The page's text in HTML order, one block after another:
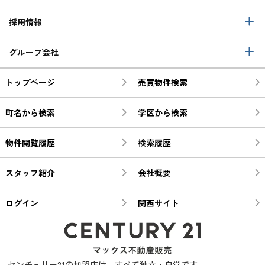
採用情報
グループ会社
トップページ 売買物件検索
町名から検索 学区から検索
物件閲覧履歴 検索履歴
スタッフ紹介 会社概要
ログイン 関西サイト